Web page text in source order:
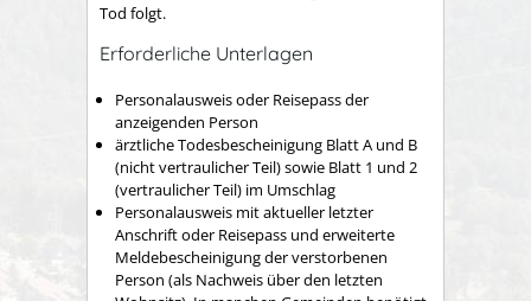
Tod folgt.
Erforderliche Unterlagen
Personalausweis oder Reisepass der
anzeigenden Person
ärztliche Todesbescheinigung Blatt A und B
(nicht vertraulicher Teil) sowie Blatt 1 und 2
(vertraulicher Teil) im Umschlag
Personalausweis mit aktueller letzter
Anschrift oder Reisepass und erweiterte
Meldebescheinigung der verstorbenen
Person (als Nachweis über den letzten